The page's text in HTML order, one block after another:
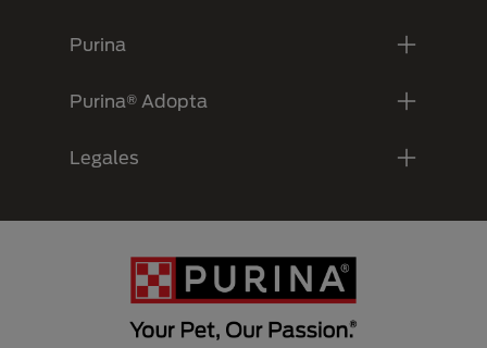
Purina
Purina® Adopta
Legales